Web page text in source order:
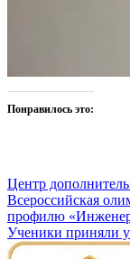
Понравилось это:
Центр
Навигация
по
записям
Всероссийская
профилю
Ученики приняли